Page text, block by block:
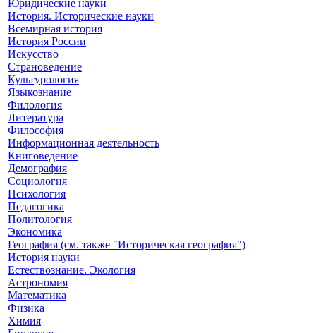
Юридические науки
История. Исторические науки
Всемирная история
История России
Искусство
Страноведение
Культурология
Языкознание
Филология
Литература
Философия
Информационная деятельность
Книговедение
Демография
Социология
Психология
Педагогика
Политология
Экономика
География (см. также "Историческая география")
История науки
Естествознание. Экология
Астрономия
Математика
Физика
Химия